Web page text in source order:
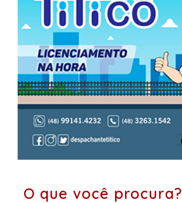
O que você procura?